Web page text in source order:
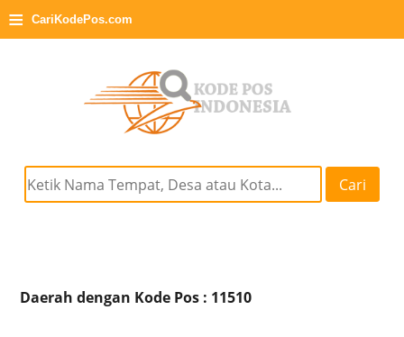
≡ CariKodePos.com
Cari
Daerah dengan Kode Pos : 11510